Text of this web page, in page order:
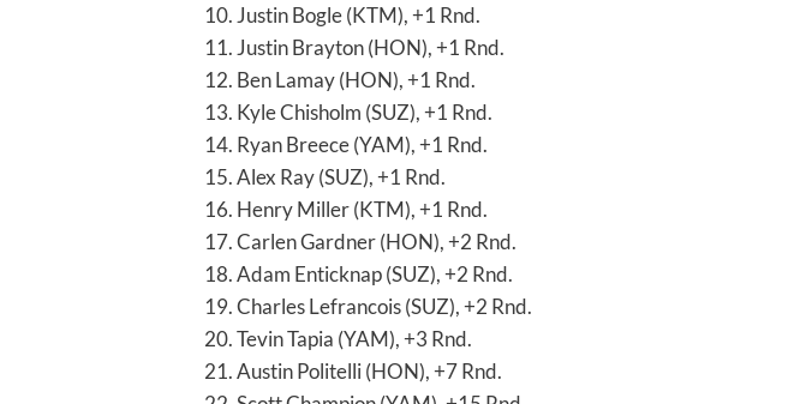
10. Justin Bogle (KTM), +1 Rnd.
11. Justin Brayton (HON), +1 Rnd.
12. Ben Lamay (HON), +1 Rnd.
13. Kyle Chisholm (SUZ), +1 Rnd.
14. Ryan Breece (YAM), +1 Rnd.
15. Alex Ray (SUZ), +1 Rnd.
16. Henry Miller (KTM), +1 Rnd.
17. Carlen Gardner (HON), +2 Rnd.
18. Adam Enticknap (SUZ), +2 Rnd.
19. Charles Lefrancois (SUZ), +2 Rnd.
20. Tevin Tapia (YAM), +3 Rnd.
21. Austin Politelli (HON), +7 Rnd.